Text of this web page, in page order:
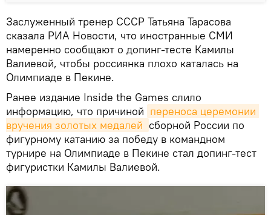
Заслуженный тренер СССР Татьяна Тарасова
сказала РИА Новости, что иностранные СМИ
намеренно сообщают о допинг-тесте Камилы
Валиевой, чтобы россиянка плохо каталась на
Олимпиаде в Пекине.
Ранее издание Inside the Games слило
информацию, что причиной переноса церемонии
вручения золотых медалей сборной России по
фигурному катанию за победу в командном
турнире на Олимпиаде в Пекине стал допинг-тест
фигуристки Камилы Валиевой.